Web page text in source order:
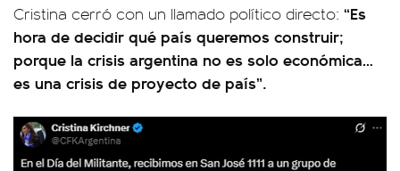
Cristina cerró con un llamado político directo: “Es
hora de decidir qué país queremos construir;
porque la crisis argentina no es solo económica…
es una crisis de proyecto de país”.